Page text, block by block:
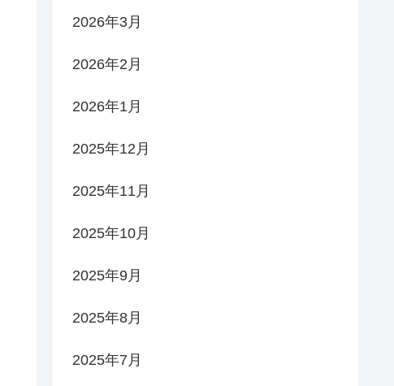
2026年3月
2026年2月
2026年1月
2025年12月
2025年11月
2025年10月
2025年9月
2025年8月
2025年7月